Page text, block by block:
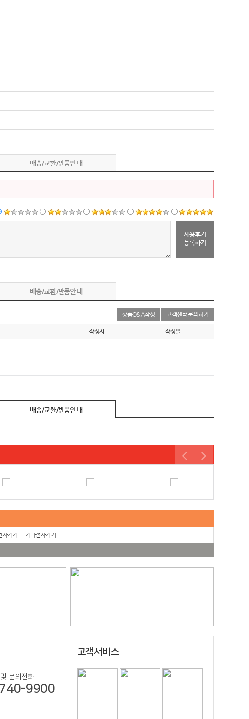
배송/교환/반품안내
사용후기
등록하기
배송/교환/반품안내
상품Q&A작성 고객센터 문의하기
작성자 작성일
배송/교환/반품안내
자기기 기타전자기기
문의전화
9900
고객서비스